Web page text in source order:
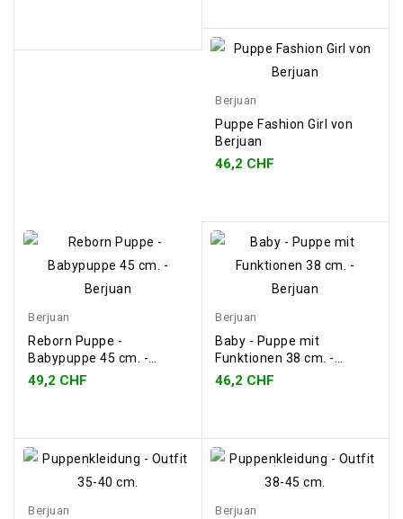
Berjuan
Puppe Fashion Girl von
Berjuan
46,2 CHF
Berjuan
Reborn Puppe -
Babypuppe 45 cm. -
Berjuan
49,2 CHF
Berjuan
Baby - Puppe mit
Funktionen 38 cm. -
Berjuan
46,2 CHF
Berjuan Berjuan